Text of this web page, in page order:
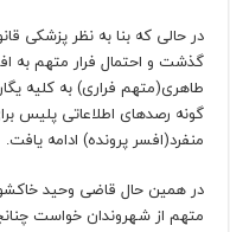
گذشت و احتمال فرار متهم به
طاهری(متهم فراری) به کلیه
گونه رصدهای اطلاعاتی پلیس
منفرد(افسر پرونده) ادامه یافت.
در همین حال قاضی وحید
متهم از شهروندان خواست